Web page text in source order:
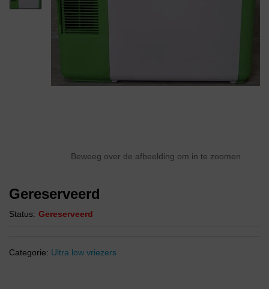
Beweeg over de afbeelding om in te zoomen
Gereserveerd
Status: Gereserveerd
Categorie: Ultra low vriezers